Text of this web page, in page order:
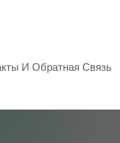
И Обратная Связь